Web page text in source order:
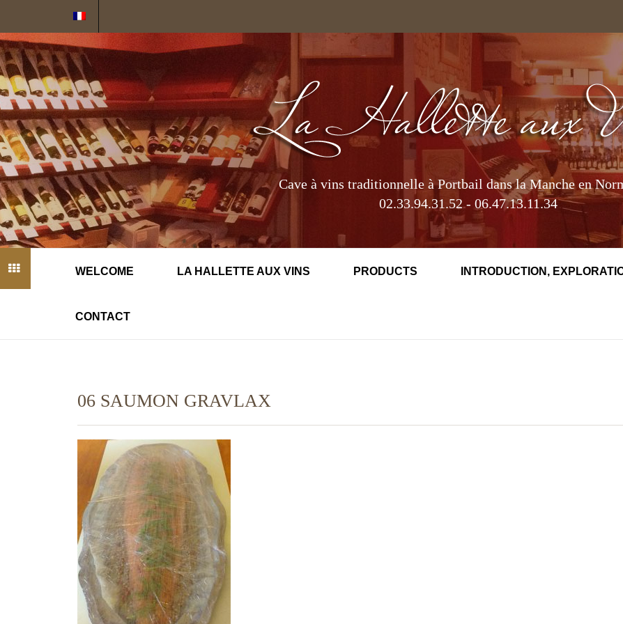
Cave à vins traditionnelle à Portbail dans la Manche en
02.33.94.31.52 - 06.47.13.11.34
WELCOME LA HALLETTE AUX VINS PRODUCTS INTRODUCTION,
CONTACT
06 SAUMON GRAVLAX
Cookies management panel